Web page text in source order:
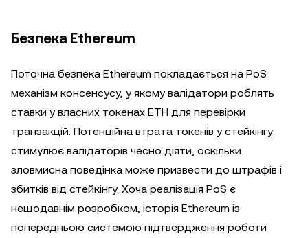
Безпека Ethereum
Поточна безпека Ethereum покладається на PoS
механізм консенсусу, у якому валідатори роблять
ставки у власних токенах ETH для перевірки
транзакцій. Потенційна втрата токенів у стейкінгу
стимулює валідаторів чесно діяти, оскільки
зловмисна поведінка може призвести до штрафів і
збитків від стейкінгу. Хоча реалізація PoS є
нещодавнім розробком, історія Ethereum із
попередньою системою підтвердження роботи